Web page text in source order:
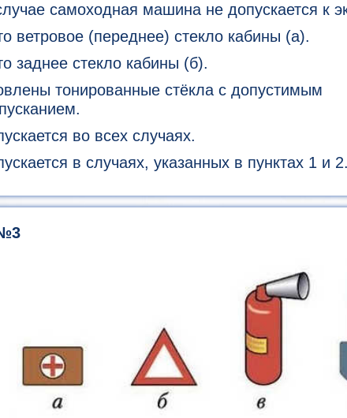
самоходная машина не допускается к
ветровое (переднее) стекло кабины (а).
заднее стекло кабины (б).
тонированные стёкла с допустимым
во всех случаях.
в случаях, указанных в пунктах 1 и 2.